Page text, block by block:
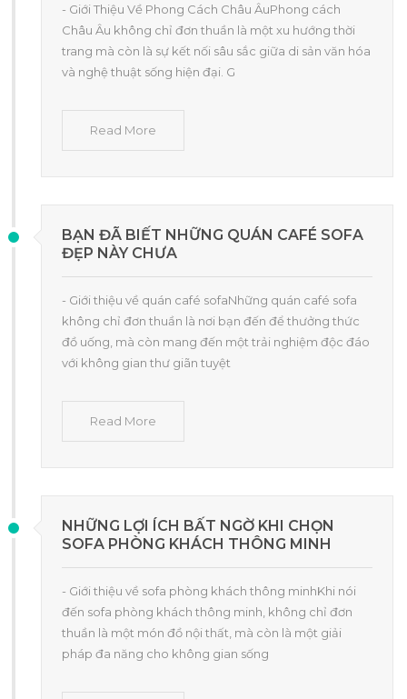
- Giới Thiệu Về Phong Cách Châu ÂuPhong cách
Châu Âu không chỉ đơn thuần là một xu hướng thời
trang mà còn là sự kết nối sâu sắc giữa di sản văn hóa
và nghệ thuật sống hiện đại. G
Read More
BẠN ĐÃ BIẾT NHỮNG QUÁN CAFÉ SOFA
ĐẸP NÀY CHƯA
- Giới thiệu về quán café sofaNhững quán café sofa
không chỉ đơn thuần là nơi bạn đến để thưởng thức
đồ uống, mà còn mang đến một trải nghiệm độc đáo
với không gian thư giãn tuyệt
Read More
NHỮNG LỢI ÍCH BẤT NGỜ KHI CHỌN
SOFA PHÒNG KHÁCH THÔNG MINH
- Giới thiệu về sofa phòng khách thông minhKhi nói
đến sofa phòng khách thông minh, không chỉ đơn
thuần là một món đồ nội thất, mà còn là một giải
pháp đa năng cho không gian sống